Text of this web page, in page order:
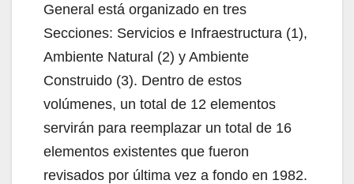
General está organizado en tres
Secciones: Servicios e Infraestructura (1),
Ambiente Natural (2) y Ambiente
Construido (3). Dentro de estos
volúmenes, un total de 12 elementos
servirán para reemplazar un total de 16
elementos existentes que fueron
revisados por última vez a fondo en 1982.